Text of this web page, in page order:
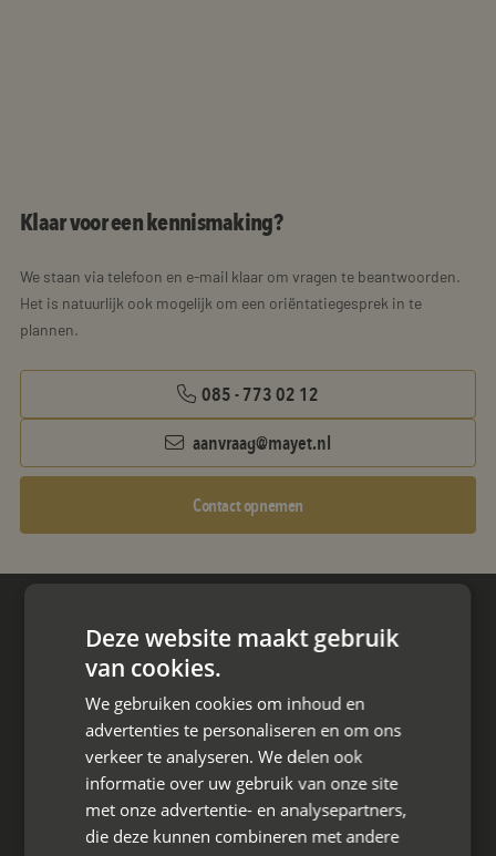
Klaar voor een kennismaking?
We staan via telefoon en e-mail klaar om vragen te beantwoorden.
Het is natuurlijk ook mogelijk om een oriëntatiegesprek in te
plannen.
085 - 773 02 12
aanvraag@mayet.nl
Contact opnemen
Hoofdkantoor
Den Berg 16A
4661 KZ Halsteren,
085 - 773 02 12
aanvraag@mayet.nl
Deze website maakt gebruik
van cookies.
We gebruiken cookies om inhoud en
advertenties te personaliseren en om ons
verkeer te analyseren. We delen ook
informatie over uw gebruik van onze site
met onze advertentie- en analysepartners,
die deze kunnen combineren met andere